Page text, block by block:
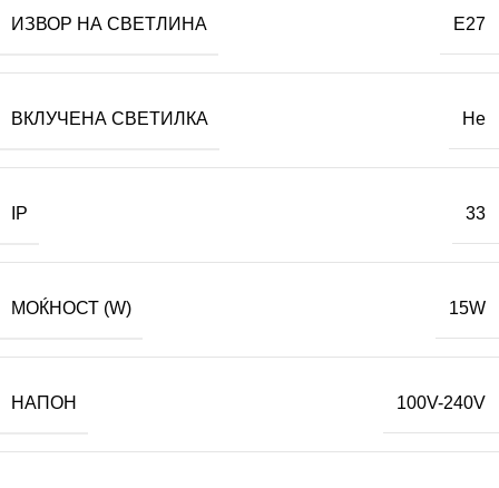
ИЗВОР НА СВЕТЛИНА E27
ВКЛУЧЕНА СВЕТИЛКА Не
IP 33
МОЌНОСТ (W) 15W
НАПОН 100V-240V